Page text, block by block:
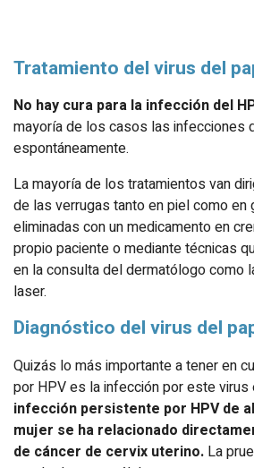
Tratamiento del virus del
No hay cura para la infección del
mayoría de los casos las infecciones
espontáneamente.
La mayoría de los tratamientos van
de las verrugas tanto en piel como en
eliminadas con un medicamento en
propio paciente o mediante técnicas
en la consulta del dermatólogo como
laser.
Diagnóstico del virus del
Quizás lo más importante a tener en
por HPV es la infección por este virus
infección persistente por HPV de
mujer se ha relacionado
de cáncer de cervix uterino. La